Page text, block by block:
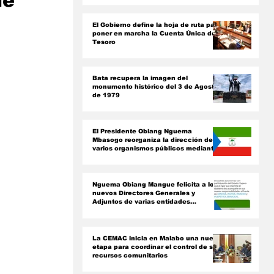
El Gobierno define la hoja de ruta para
poner en marcha la Cuenta Única del
Tesoro
Bata recupera la imagen del
monumento histórico del 3 de Agosto
de 1979
El Presidente Obiang Nguema
Mbasogo reorganiza la dirección de
varios organismos públicos mediante
Nguema Obiang Mangue felicita a los
nuevos Directores Generales y
Adjuntos de varias entidades
La CEMAC inicia en Malabo una nueva
etapa para coordinar el control de sus
recursos comunitarios